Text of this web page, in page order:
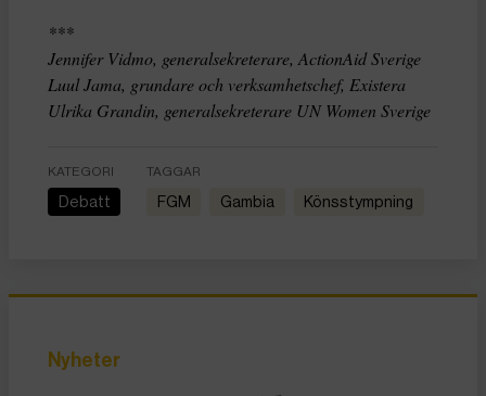
***
Jennifer Vidmo, generalsekreterare, ActionAid Sverige
Luul Jama, grundare och verksamhetschef, Existera
Ulrika Grandin, generalsekreterare UN Women Sverige
KATEGORI
Debatt
TAGGAR
FGM Gambia könsstympning
Nyheter